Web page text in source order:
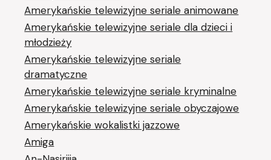
Amerykańskie telewizyjne seriale animowane
Amerykańskie telewizyjne seriale dla dzieci i
młodzieży
Amerykańskie telewizyjne seriale
dramatyczne
Amerykańskie telewizyjne seriale kryminalne
Amerykańskie telewizyjne seriale obyczajowe
Amerykańskie wokalistki jazzowe
Amiga